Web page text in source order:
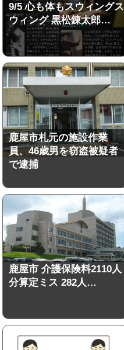
9/5 心も体もスウィングス
ウィング 黒松錬太郎…
鹿屋市札元の施設作業
員、46歳男を窃盗被疑者
で逮捕
鹿屋市 介護保険料2110人
分算定ミス 282人…